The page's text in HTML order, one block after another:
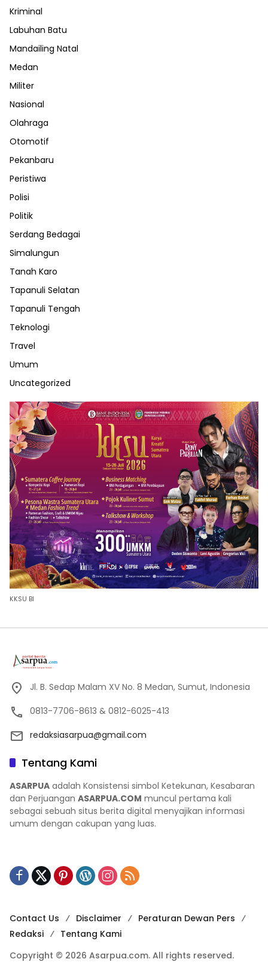
Kriminal
Labuhan Batu
Mandailing Natal
Medan
Militer
Nasional
Olahraga
Otomotif
Pekanbaru
Peristiwa
Polisi
Politik
Serdang Bedagai
Simalungun
Tanah Karo
Tapanuli Selatan
Tapanuli Tengah
Teknologi
Travel
Umum
Uncategorized
KKSU BI
Jl. B. Sedap Malam XV No. 8 Medan, Sumut, Indonesia
0813-7706-8613 & 0812-6025-413
redaksiasarpua@gmail.com
Tentang Kami
ASARPUA adalah Konsistensi simbol Ketekunan, Kesabaran
dan Perjuangan ASARPUA.COM muncul pertama kali
sebagai sebuah situs berita digital menyajikan informasi
umum dengan cakupan yang luas.
Contact Us Disclaimer
Peraturan Dewan Pers
Redaksi
Tentang Kami
Copyright © 2026 Asarpua.com. All rights reserved.